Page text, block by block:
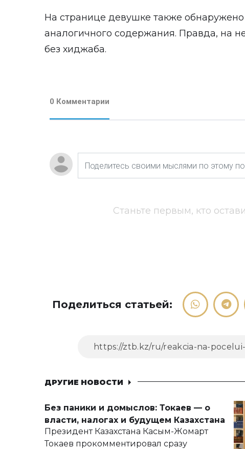
На странице девушке также
аналогичного содержания. Правда, на
без хиджаба.
0 Комментарии
Станьте первым, кто
Поделиться статьей:
ДРУГИЕ НОВОСТИ
Без паники и домыслов: Токаев — о
власти, налогах и будущем Казахстана
Президент Казахстана Касым-Жомарт
Токаев прокомментировал сразу